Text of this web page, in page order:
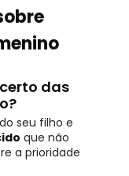
das
seu filho e
que não
a prioridade